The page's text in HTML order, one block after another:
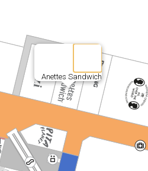
Anettes Sandwich